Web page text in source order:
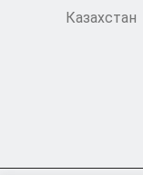
Казахстан